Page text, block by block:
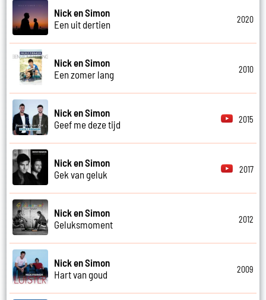
Nick en Simon
Een uit dertien
2020
Nick en Simon
Een zomer lang
2010
Nick en Simon
Geef me deze tijd
2015
Nick en Simon
Gek van geluk
2017
Nick en Simon
Geluksmoment
2012
Nick en Simon
Hart van goud
2009